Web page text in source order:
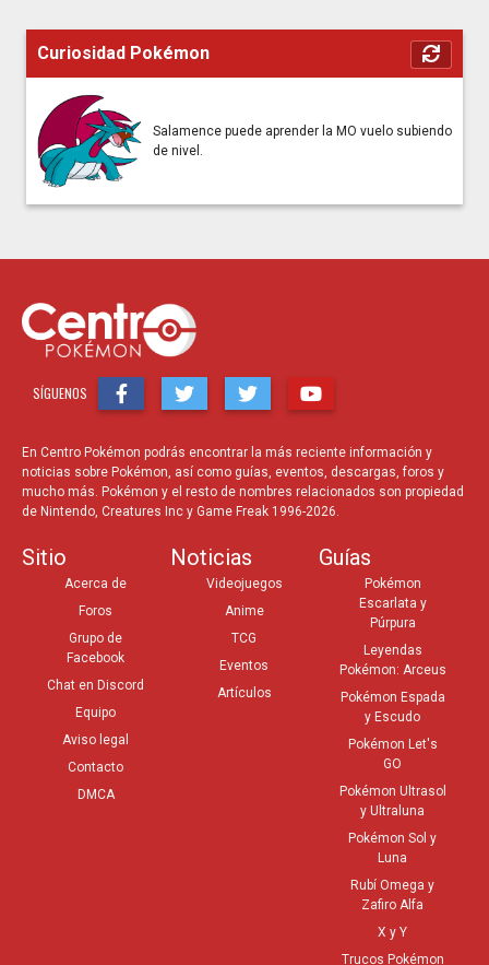
Curiosidad Pokémon
Salamence puede aprender la MO vuelo subiendo
de nivel.
SÍGUENOS
En Centro Pokémon podrás encontrar la más reciente información y
noticias sobre Pokémon, así como guías, eventos, descargas, foros y
mucho más. Pokémon y el resto de nombres relacionados son propiedad
de Nintendo, Creatures Inc y Game Freak 1996-2026.
Sitio
Acerca de
Foros
Grupo de
Facebook
Chat en Discord
Equipo
Aviso legal
Contacto
DMCA
Noticias
Videojuegos
Anime
TCG
Eventos
Artículos
Guías
Pokémon
Escarlata y
Púrpura
Leyendas
Pokémon: Arceus
Pokémon Espada
y Escudo
Pokémon Let's
GO
Pokémon Ultrasol
y Ultraluna
Pokémon Sol y
Luna
Rubí Omega y
Zafiro Alfa
X y Y
Trucos Pokémon